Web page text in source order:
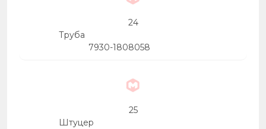
24
Труба
7930-1808058
25
Штуцер